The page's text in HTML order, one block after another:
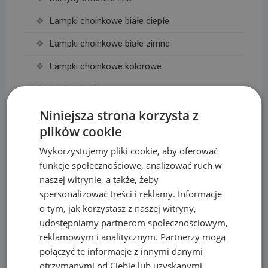
Lampki choinkowe białe ciepłe
Lampki choinkowe białe zimne
Lampki choinkowe kolorowe
Łazienka, Kuchnia
Baterie
Deszczownice
Linie Kroplujące i akcesoria
Akcesoria do linii kroplujących
Linie kroplujące
Maty, taśmy ogrodzeniowe i akcesoria
Mikronawadnianie
Niniejsza strona korzysta z
plików cookie
Wykorzystujemy pliki cookie, aby oferować
funkcje społecznościowe, analizować ruch w
naszej witrynie, a także, żeby
spersonalizować treści i reklamy. Informacje
o tym, jak korzystasz z naszej witryny,
udostępniamy partnerom społecznościowym,
reklamowym i analitycznym. Partnerzy mogą
połączyć te informacje z innymi danymi
otrzymanymi od Ciebie lub uzyskanymi